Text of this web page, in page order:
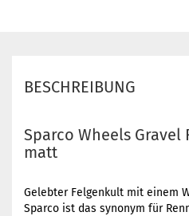
BESCHREIBUNG
Sparco Wheels Gravel
matt
Gelebter Felgenkult mit einem
Sparco ist das synonym für